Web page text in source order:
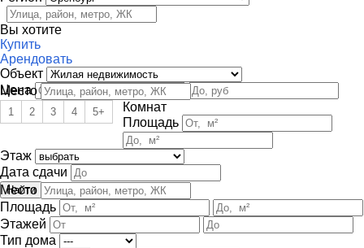
Вы хотите
Купить
Арендовать
Объект
Цена
Место
Комнат
1 2 3 4 5+
Площадь
Этаж
Дата сдачи
Место
Площадь
Этажей
Тип дома